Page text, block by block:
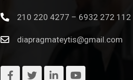
210 220 4277 – 6932 272 112
diapragmateytis@gmail.com